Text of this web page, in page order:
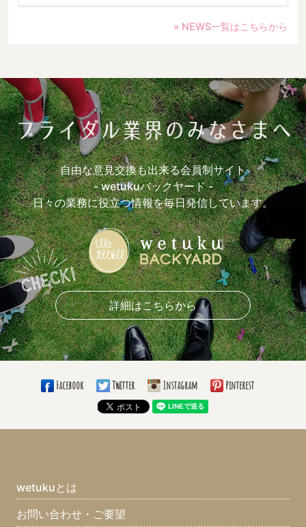
» NEWS一覧はこちらから
自由な意見交換も出来る会員制サイト
- wetukuバックヤード -
日々の業務に役立つ情報を毎日発信しています。
詳細はこちらから
Facebook Twitter Instagram Pinterest
wetukuとは
お問い合わせ・ご要望